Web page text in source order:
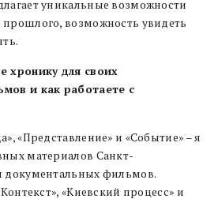
уникальные возможности
возможность увидеть
хронику для своих
и как работаете с
«Представление» и «Событие» – я
материалов Санкт-
документальных фильмов.
«Киевский процесс» и